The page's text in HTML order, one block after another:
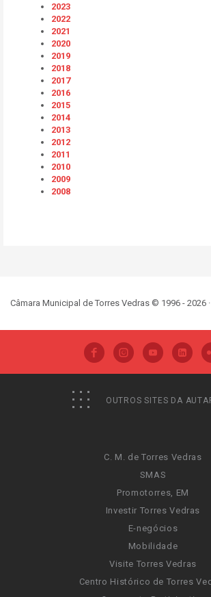
2023
2022
2021
2020
2019
2018
2017
2016
2015
2014
2013
2012
2011
2010
2009
2008
Câmara Municipal de Torres Vedras © 1996 - 2026
OUTROS SITES DA
C. M. de Torres Vedras
SMAS
Promotorres, EM
Investir Torres Vedras
E-negócios
Mobilidade
Visite Torres Vedras
Centro Histórico de Torres